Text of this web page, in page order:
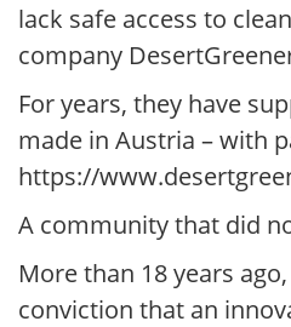
lack safe access to
company
For years, they have
made in Austria – with
https://
A community that did
More than 18 years
conviction that an